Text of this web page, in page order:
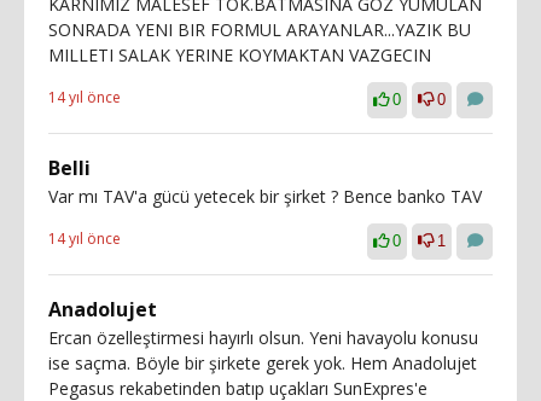
SONRADA YENI BIR FORMUL ARAYANLAR...YAZIK BU
MILLETI SALAK YERINE KOYMAKTAN VAZGECIN
14 yıl önce 0 0
Belli
Var mı TAV'a gücü yetecek bir şirket ? Bence banko TAV
14 yıl önce 0 1
Anadolujet
Ercan özelleştirmesi hayırlı olsun. Yeni havayolu konusu
ise saçma. Böyle bir şirkete gerek yok. Hem Anadolujet
Pegasus rekabetinden batıp uçakları SunExpres'e